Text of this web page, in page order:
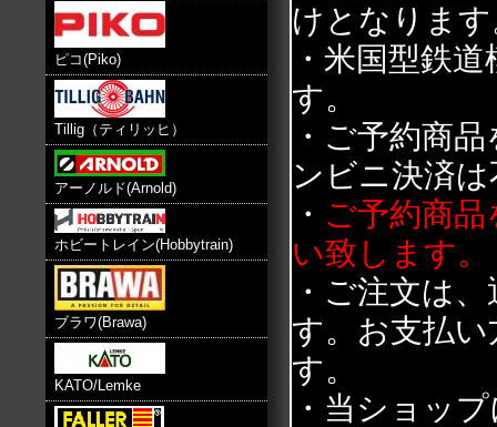
ピコ(Piko)
Tillig（ティリッヒ）
アーノルド(Arnold)
ホビートレイン(Hobbytrain)
ブラワ(Brawa)
KATO/Lemke
けとなりま
・米国型鉄
す。
・ご予約商
ンビニ決済
・ ご予約商
い致します。
・ご注文は
す。お支払い
す。
・当ショッ